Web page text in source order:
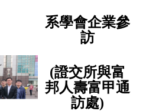
系學會企業參
訪
(證交所與富
邦人壽富甲通
訪處)